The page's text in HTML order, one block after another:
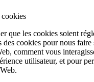
que les cookies soient
cookies pour nous faire
comment vous
utilisateur, et pour